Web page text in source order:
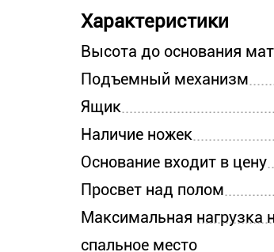
Характеристики
Высота до основания
Подъемный механизм
Ящик
Наличие ножек
Основание входит в цену
Просвет над полом
Максимальная нагрузка
спальное место